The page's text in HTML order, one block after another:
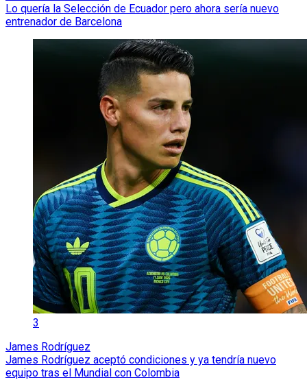
Lo quería la Selección de Ecuador pero ahora sería nuevo
entrenador de Barcelona
3
James Rodríguez
James Rodríguez aceptó condiciones y ya tendría nuevo
equipo tras el Mundial con Colombia